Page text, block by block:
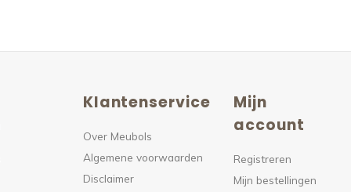
Klantenservice
Over Meubols
Algemene voorwaarden
Disclaimer
Mijn
account
Registreren
Mijn bestellingen